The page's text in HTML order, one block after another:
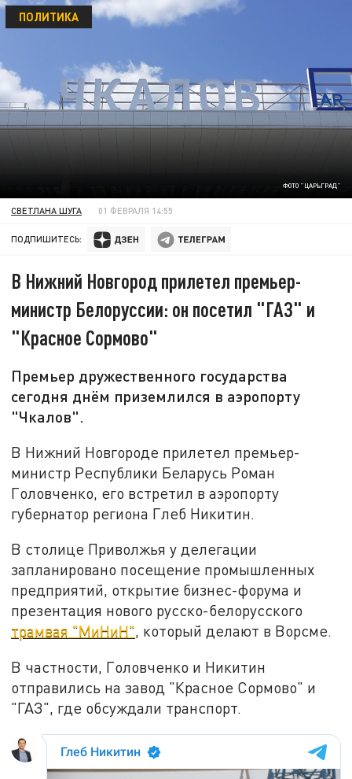
ФОТО "ЦАРЬГРАД"
ПОЛИТИКА
СВЕТЛАНА ШУГА 01 ФЕВРАЛЯ 14:55
ПОДПИШИТЕСЬ:
В Нижний Новгород прилетел премьер-
министр Белоруссии: он посетил "ГАЗ" и
"Красное Сормово"
Премьер дружественного государства
сегодня днём приземлился в аэропорту
"Чкалов".
В Нижний Новгороде прилетел премьер-
министр Республики Беларусь Роман
Головченко, его встретил в аэропорту
губернатор региона Глеб Никитин.
В столице Приволжья у делегации
запланировано посещение промышленных
предприятий, открытие бизнес-форума и
презентация нового русско-белорусского
трамвая "МиНиН", который делают в Ворсме.
В частности, Головченко и Никитин
отправились на завод "Красное Сормово" и
"ГАЗ", где обсуждали транспорт.